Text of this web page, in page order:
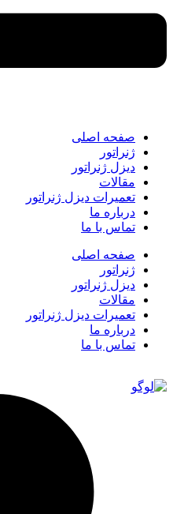
صفحه اصلی
ژنراتور
دیزل ژنراتور
مقالات
تعمیرات دیزل ژنراتور
درباره ما
تماس با ما
صفحه اصلی
ژنراتور
دیزل ژنراتور
مقالات
تعمیرات دیزل ژنراتور
درباره ما
تماس با ما